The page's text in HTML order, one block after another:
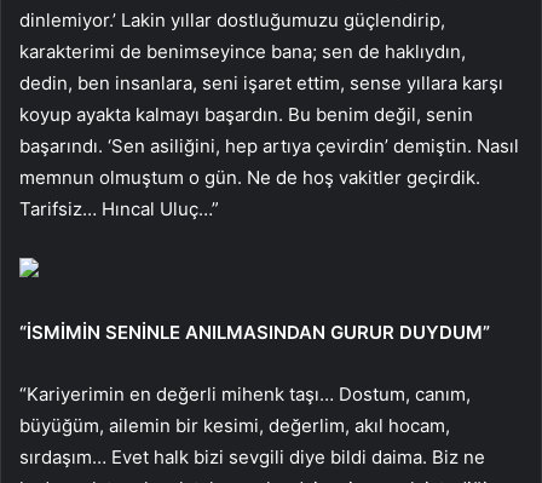
dinlemiyor.’ Lakin yıllar dostluğumuzu güçlendirip,
karakterimi de benimseyince bana; sen de haklıydın,
dedin, ben insanlara, seni işaret ettim, sense yıllara karşı
koyup ayakta kalmayı başardın. Bu benim değil, senin
başarındı. ‘Sen asiliğini, hep artıya çevirdin’ demiştin. Nasıl
memnun olmuştum o gün. Ne de hoş vakitler geçirdik.
Tarifsiz… Hıncal Uluç…”
“İSMİMİN SENİNLE ANILMASINDAN GURUR DUYDUM”
“Kariyerimin en değerli mihenk taşı… Dostum, canım,
büyüğüm, ailemin bir kesimi, değerlim, akıl hocam,
sırdaşım… Evet halk bizi sevgili diye bildi daima. Biz ne